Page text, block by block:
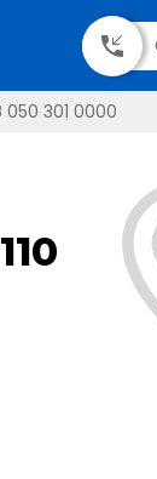
050 301 0000